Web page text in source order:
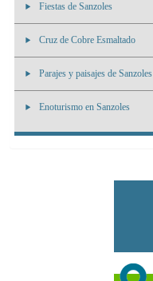
Fiestas de Sanzoles
Cruz de Cobre Esmaltado
Parajes y paisajes de Sanzoles
Enoturismo en Sanzoles